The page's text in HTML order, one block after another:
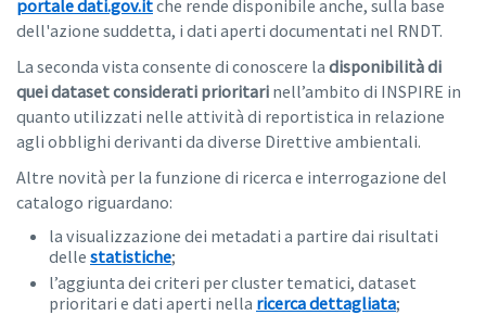
portale dati.gov.itche rende disponibile anche, sulla base
dell'azione suddetta, i dati aperti documentati nel RNDT.
La seconda vista consente di conoscere la disponibilità di
quei dataset considerati prioritari nell’ambito di INSPIRE in
quanto utilizzati nelle attività di reportistica in relazione
agli obblighi derivanti da diverse Direttive ambientali.
Altre novità per la funzione di ricerca e interrogazione del
catalogo riguardano:
la visualizzazione dei metadati a partire dai risultati
delle statistiche;
l’aggiunta dei criteri per cluster tematici, dataset
prioritari e dati aperti nella ricerca dettagliata;